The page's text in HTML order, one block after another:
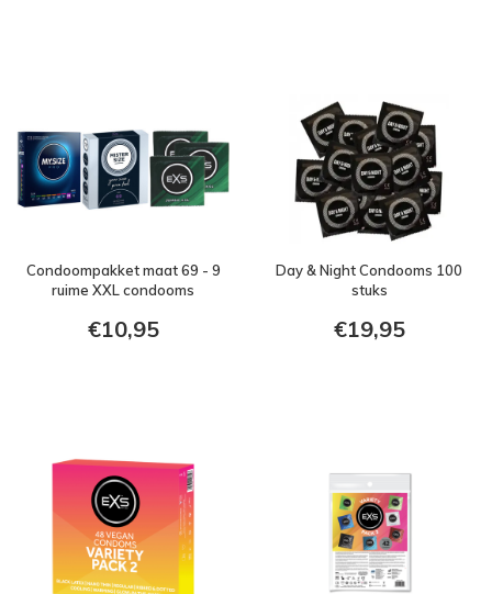
Condoompakket maat 69 - 9
ruime XXL condooms
€10,95
Day & Night Condooms 100
stuks
€19,95